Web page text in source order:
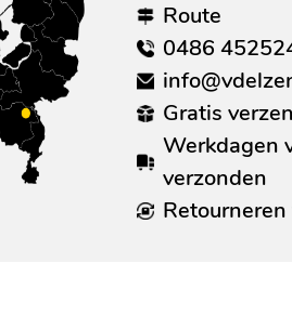
Route
0486
Gratis
Werkdagen
verzonden